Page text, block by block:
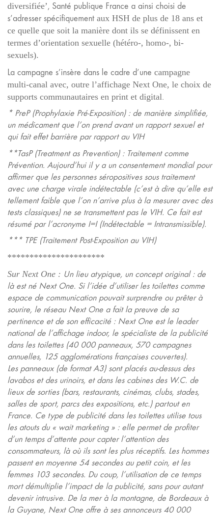
diversifiée’, Santé publique France a ainsi choisi de
s’adresser spécifiquement aux HSH de plus de 18 ans et
ce quelle que soit la manière dont ils se définissent en
termes d’orientation sexuelle (hétéro-, homo-, bi-
sexuels).
La campagne s’insère dans le cadre d’une campagne
multi-canal avec, outre l’affichage Next One, le choix de
supports communautaires en print et digital.
*PreP (Prophylaxie Pré-Exposition) : de manière simplifiée,
un médicament que l’on prend avant un rapport sexuel et
qui fait effet barrière par rapport au VIH
**TasP (Treatment as Prevention) : Traitement comme
Prévention. Aujourd’hui il y a un consentement mondial pour
affirmer que les personnes séropositives sous traitement
avec une charge virale indétectable (c’est à dire qu’elle est
tellement faible que l’on n’arrive plus à la mesurer avec des
tests classiques) ne se transmettent pas le VIH. Ce fait est
résumé par l’acronyme I=I (Indétectable = Intransmissible).
***TPE (Traitement Post-Exposition au VIH)
**********************
Sur Next One : Un lieu atypique, un concept original : de
là est né Next One. Si l’idée d’utiliser les toilettes comme
espace de communication pouvait surprendre ou prêter à
sourire, le réseau Next One a fait la preuve de sa
pertinence et de son efficacité : Next One est le leader
national de l’affichage indoor, le spécialiste de la publicité
dans les toilettes (40 000 panneaux, 570 campagnes
annuelles, 125 agglomérations françaises couvertes).
Les panneaux (de format A3) sont placés au-dessus des
lavabos et des urinoirs, et dans les cabines des W.C. de
lieux de sorties (bars, restaurants, cinémas, clubs, stades,
salles de sport, parcs des expositions, etc.) partout en
France. Ce type de publicité dans les toilettes utilise tous
les atouts du « wait marketing » : elle permet de profiter
d’un temps d’attente pour capter l’attention des
consommateurs, là où ils sont les plus réceptifs. Les hommes
passent en moyenne 54 secondes au petit coin, et les
femmes 103 secondes. Du coup, l’utilisation de ce temps
mort démultiplie l’impact de la publicité, sans pour autant
devenir intrusive. De la mer à la montagne, de Bordeaux à
la Guyane, Next One offre à ses annonceurs 40 000